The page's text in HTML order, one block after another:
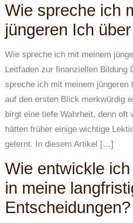
Wie spreche ich
jüngeren Ich
Wie spreche ich mit meinem
Leitfaden zur finanziellen Bildung
spreche ich mit meinem jüngeren
auf den ersten Blick merkwürdig
birgt eine tiefe Wahrheit, denn oft
hätten früher einige wichtige
gelernt. In diesem Artikel […]
Wie entwickle
in meine
Entscheidungen?